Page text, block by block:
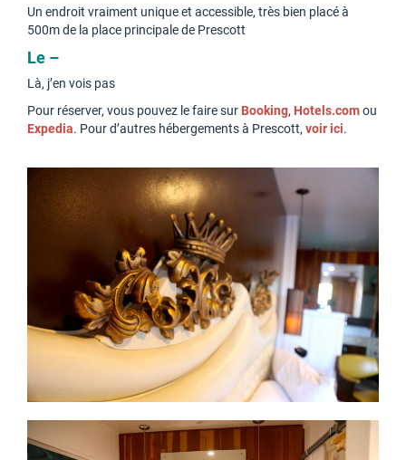
Un endroit vraiment unique et accessible, très bien placé à
500m de la place principale de Prescott
Le –
Là, j’en vois pas
Pour réserver, vous pouvez le faire sur Booking, Hotels.comou
Expedia. Pour d’autres hébergements à Prescott, voir ici.